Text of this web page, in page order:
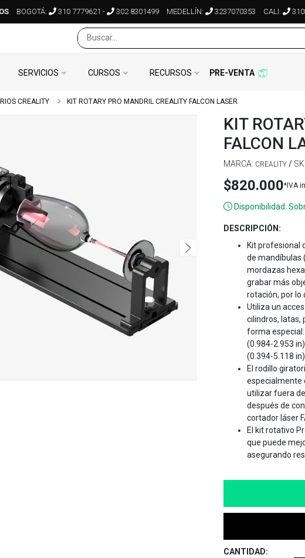
BOGOTÁ: 310 7779621 - 302 8301499 MEDELLÍN: 3237070353 CALI:
SERVICIOS CURSOS RECURSOS PRE-VENTA
CREALITY KIT ROTARY PRO MANDRIL CREALITY FALCON LASER
KIT
FALCON
MARCA: CREALITY /
$820.000*IVA
Disponibilidad:
DESCRIPCIÓN:
Kit profesional
de mandíbulas
mordazas
grabar más
rotación, por lo
Utiliza un
cilindros, latas,
forma
(0.984-2.953
(0.394-5.118
El rodillo
especialmente
utilizar fuera
después de
cortador láser
El kit rotativo
que puede
asegurando
CANTIDAD: